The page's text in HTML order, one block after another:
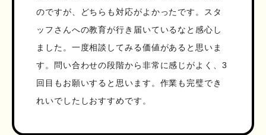
のですが、どちらも対応がよかったです。スタ
ッフさんへの教育が行き届いているなと感心し
ました。一度相談してみる価値があると思いま
す。問い合わせの段階から非常に感じがよく、3
回目もお願いすると思います。作業も完璧でき
れいでしたしおすすめです。